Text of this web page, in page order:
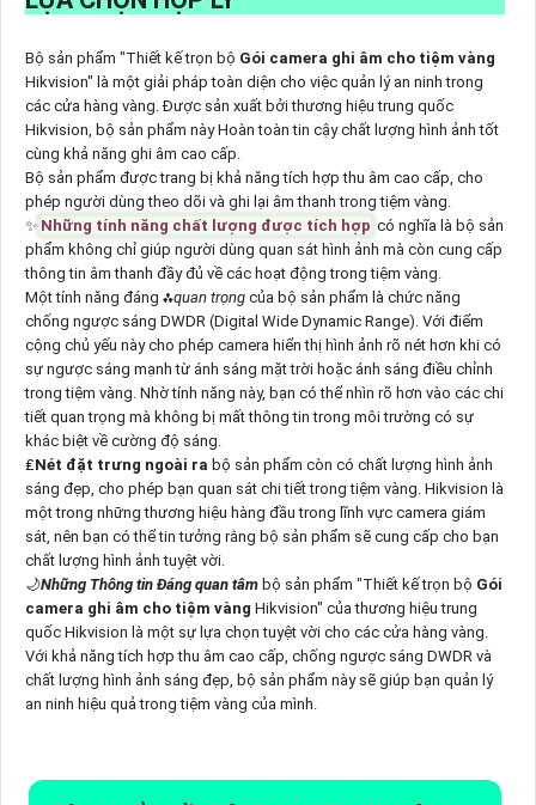
Bộ sản phẩm "Thiết kế trọn bộ Gói camera ghi âm cho tiệm vàng
Hikvision" là một giải pháp toàn diện cho việc quản lý an ninh trong
các cửa hàng vàng. Được sản xuất bởi thương hiệu trung quốc
Hikvision, bộ sản phẩm này Hoàn toàn tin cậy chất lượng hình ảnh tốt
cùng khả năng ghi âm cao cấp.
Bộ sản phẩm được trang bị khả năng tích hợp thu âm cao cấp, cho
phép người dùng theo dõi và ghi lại âm thanh trong tiệm vàng.
✨ Những tính năng chất lượng được tích hợp có nghĩa là bộ sản
phẩm không chỉ giúp người dùng quan sát hình ảnh mà còn cung cấp
thông tin âm thanh đầy đủ về các hoạt động trong tiệm vàng.
Một tính năng đáng ⁂quan trọngcủa bộ sản phẩm là chức năng
chống ngược sáng DWDR (Digital Wide Dynamic Range). Với điểm
cộng chủ yếu này cho phép camera hiển thị hình ảnh rõ nét hơn khi có
sự ngược sáng mạnh từ ánh sáng mặt trời hoặc ánh sáng điều chỉnh
trong tiệm vàng. Nhờ tính năng này, bạn có thể nhìn rõ hơn vào các chi
tiết quan trọng mà không bị mất thông tin trong môi trường có sự
khác biệt về cường độ sáng.
₤Nét đặt trưng ngoài ra bộ sản phẩm còn có chất lượng hình ảnh
sáng đẹp, cho phép bạn quan sát chi tiết trong tiệm vàng. Hikvision là
một trong những thương hiệu hàng đầu trong lĩnh vực camera giám
sát, nên bạn có thể tin tưởng rằng bộ sản phẩm sẽ cung cấp cho bạn
chất lượng hình ảnh tuyệt vời.
🌙Những Thông tin Đáng quan tâmbộ sản phẩm "Thiết kế trọn bộ Gói
camera ghi âm cho tiệm vàng Hikvision" của thương hiệu trung
quốc Hikvision là một sự lựa chọn tuyệt vời cho các cửa hàng vàng.
Với khả năng tích hợp thu âm cao cấp, chống ngược sáng DWDR và
chất lượng hình ảnh sáng đẹp, bộ sản phẩm này sẽ giúp bạn quản lý
an ninh hiệu quả trong tiệm vàng của mình.